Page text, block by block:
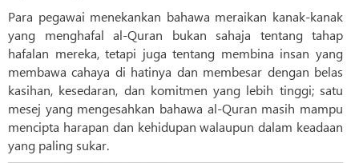
Para pegawai menekankan bahawa meraikan kanak-kanak
yang menghafal al-Quran bukan sahaja tentang tahap
hafalan mereka, tetapi juga tentang membina insan yang
membawa cahaya di hatinya dan membesar dengan belas
kasihan, kesedaran, dan komitmen yang lebih tinggi; satu
mesej yang mengesahkan bahawa al-Quran masih mampu
mencipta harapan dan kehidupan walaupun dalam keadaan
yang paling sukar.